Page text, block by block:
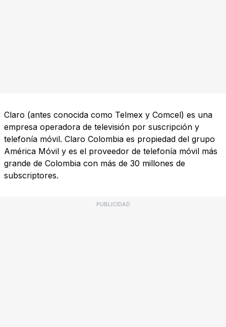
Claro (antes conocida como Telmex y Comcel) es una
empresa operadora de televisión por suscripción y
telefonía móvil. Claro Colombia es propiedad del grupo
América Móvil y es el proveedor de telefonía móvil más
grande de Colombia con más de 30 millones de
subscriptores.
PUBLICIDAD